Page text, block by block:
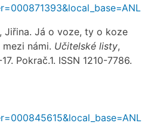
Jiřina. Já o voze, ty o koze
námi. Učitelské listy,
Pokrač.1. ISSN 1210-7786.